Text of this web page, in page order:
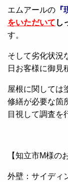
エムアールの 『
をいただいて し
す。
そして劣化状況
日お客様に御見
屋根に関しては
修繕が必要な箇
目視して調査を
【知立市M様の
外壁：サイディ